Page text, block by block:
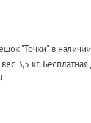
"Точки" в
3,5 кг. Бесплатная